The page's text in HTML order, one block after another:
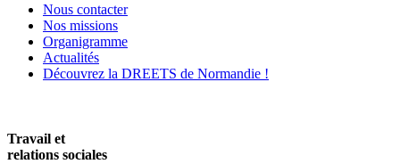
Nous contacter
Nos missions
Organigramme
Actualités
Découvrez la DREETS de Normandie !
Travail et
relations sociales